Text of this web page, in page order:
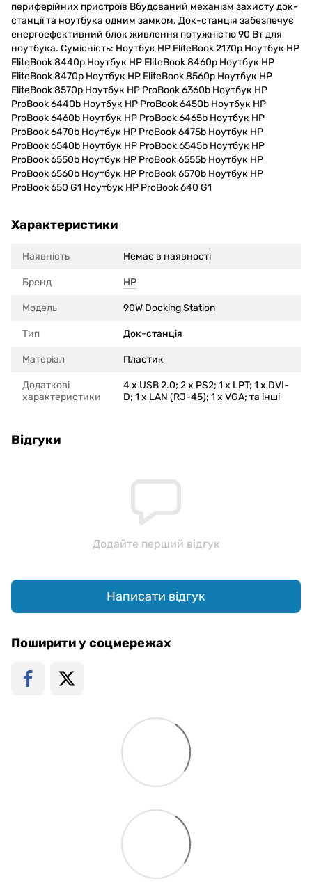
периферійних пристроїв Вбудований механізм захисту док-
станції та ноутбука одним замком. Док-станція забезпечує
енергоефективний блок живлення потужністю 90 Вт для
ноутбука. Сумісність: Ноутбук HP EliteBook 2170p Ноутбук HP
EliteBook 8440p Ноутбук HP EliteBook 8460p Ноутбук HP
EliteBook 8470p Ноутбук HP EliteBook 8560p Ноутбук HP
EliteBook 8570p Ноутбук HP ProBook 6360b Ноутбук HP
ProBook 6440b Ноутбук HP ProBook 6450b Ноутбук HP
ProBook 6460b Ноутбук HP ProBook 6465b Ноутбук HP
ProBook 6470b Ноутбук HP ProBook 6475b Ноутбук HP
ProBook 6540b Ноутбук HP ProBook 6545b Ноутбук HP
ProBook 6550b Ноутбук HP ProBook 6555b Ноутбук HP
ProBook 6560b Ноутбук HP ProBook 6570b Ноутбук HP
ProBook 650 G1 Ноутбук HP ProBook 640 G1
Характеристики
Наявність Немає в наявності
Бренд HP
Модель 90W Docking Station
Тип Док-станція
Матеріал Пластик
Додаткові
характеристики
4 x USB 2.0; 2 x PS2; 1 x LPT; 1 x DVI-
D; 1 x LAN (RJ-45); 1 x VGA; та інші
Відгуки
Додайте перший відгук
Написати відгук
Поширити у соцмережах